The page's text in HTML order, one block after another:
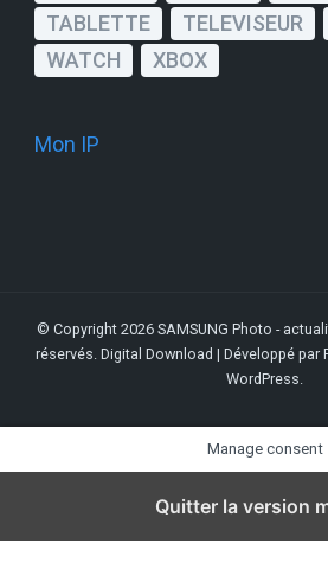
TABLETTE
TELEVISEUR
WATCH
XBOX
Mon IP
© Copyright 2026SAMSUNG Photo -
réservés. Digital Download | Développé par
WordPress
Manage consent
Quitter la version